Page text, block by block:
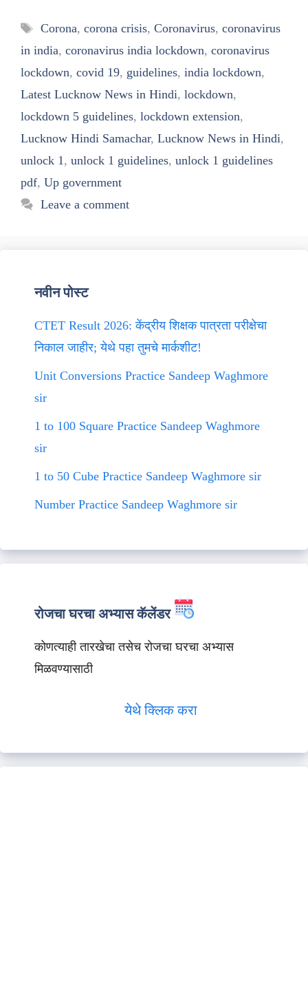
Tags
Corona, corona crisis, Coronavirus, coronavirus
in india, coronavirus india lockdown, coronavirus
lockdown, covid 19, guidelines, india lockdown,
Latest Lucknow News in Hindi, lockdown,
lockdown 5 guidelines, lockdown extension,
Lucknow Hindi Samachar, Lucknow News in Hindi,
unlock 1, unlock 1 guidelines, unlock 1 guidelines
pdf, Up government
Leave a comment
नवीन पोस्ट
CTET Result 2026: केंद्रीय शिक्षक पात्रता परीक्षेचा
निकाल जाहीर; येथे पहा तुमचे मार्कशीट!
Unit Conversions Practice Sandeep Waghmore
sir
1 to 100 Square Practice Sandeep Waghmore
sir
1 to 50 Cube Practice Sandeep Waghmore sir
Number Practice Sandeep Waghmore sir
रोजचा घरचा अभ्यास कॅलेंडर
कोणत्याही तारखेचा तसेच रोजचा घरचा अभ्यास
मिळवण्यासाठी
येथे क्लिक करा